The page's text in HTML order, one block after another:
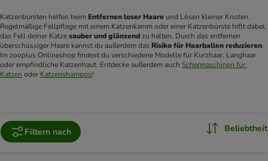
Katzenbürsten helfen beim Entfernen loser Haare und Lösen kleiner Knoten.
Regelmäßige Fellpflege mit einem Katzenkamm oder einer Katzenbürste hiflt dabei,
das Fell deiner Katze sauber und glänzend zu halten. Durch das entfernen
überschüssiger Haare kannst du außerdem das Risiko für Haarballen reduzieren.
Im zooplus Onlineshop findest du verschiedene Modelle für Kurzhaar, Langhaar
oder empfindliche Katzenhaut. Entdecke außerdem auch Schermaschinen für
Katzen oder Katzenshampoo!
Filtern nach Beliebtheit